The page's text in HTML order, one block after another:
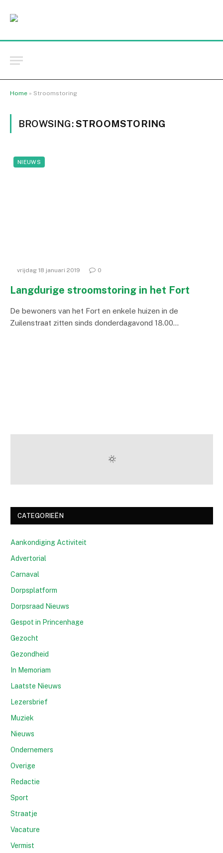
Home » Stroomstoring
BROWSING:STROOMSTORING
NIEUWS
vrijdag 18 januari 2019 0
Langdurige stroomstoring in het Fort
De bewoners van het Fort en enkele huizen in de
Zuilenstraat zitten sinds donderdagavond 18.00…
CATEGORIEËN
Aankondiging Activiteit
Advertorial
Carnaval
Dorpsplatform
Dorpsraad Nieuws
Gespot in Princenhage
Gezocht
Gezondheid
In Memoriam
Laatste Nieuws
Lezersbrief
Muziek
Nieuws
Ondernemers
Overige
Redactie
Sport
Straatje
Vacature
Vermist